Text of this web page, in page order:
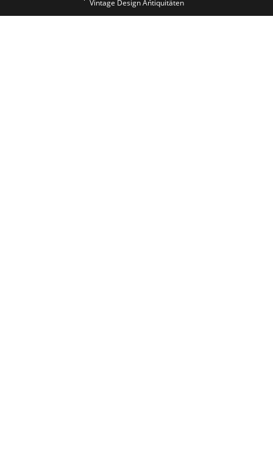
Vintage Design Antiquitäten